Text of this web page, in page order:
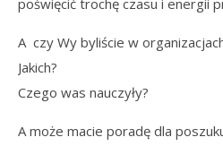
poświęcić trochę czasu i energii
A czy Wy byliście w
Jakich?
Czego was nauczyły?
A może macie poradę dla